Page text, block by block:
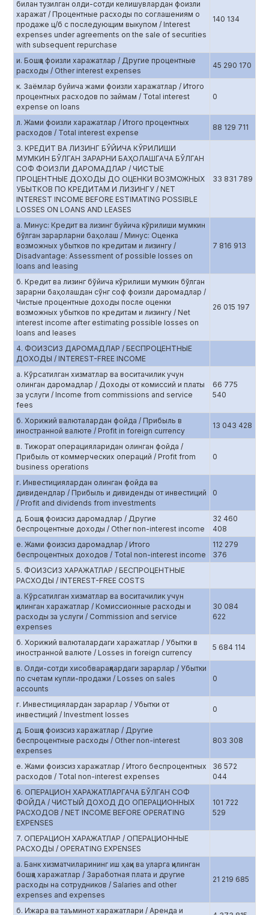
билан тузилган олди-сотди келишувлардан фоизли
харажат / Процентные расходы по соглашениям о
продаже ц/б с последующим выкупом / Interest
expenses under agreements on the sale of securities
with subsequent repurchase
140 134
и. Бошқа фоизли харажатлар / Другие процентные
расходы / Other interest expenses
45 290 170
к. Заёмлар буйича жами фоизли харажатлар / Итого
процентных расходов по займам / Total interest
expense on loans
0
л. Жами фоизли харажатлар / Итого процентных
расходов / Total interest expense
88 129 711
3. КРЕДИТ ВА ЛИЗИНГ БЎЙИЧА КЎРИЛИШИ
МУМКИН БЎЛГАН ЗАРАРНИ БАҲОЛАШГАЧА БЎЛГАН
СОФ ФОИЗЛИ ДАРОМАДЛАР / ЧИСТЫЕ
ПРОЦЕНТНЫЕ ДОХОДЫ ДО ОЦЕНКИ ВОЗМОЖНЫХ
УБЫТКОВ ПО КРЕДИТАМ И ЛИЗИНГУ / NET
INTEREST INCOME BEFORE ESTIMATING POSSIBLE
LOSSES ON LOANS AND LEASES
33 831 789
а. Минус: Кредит ва лизинг буйича кўрилиши мумкин
бўлган зарарларни баҳолаш / Минус: Оценка
возможных убытков по кредитам и лизингу /
Disadvantage: Assessment of possible losses on
loans and leasing
7 816 913
б. Кредит ва лизинг бўйича кўрилиши мумкин бўлган
зарарни баҳолашдан сўнг соф фоизли даромадлар /
Чистые процентные доходы после оценки
возможных убытков по кредитам и лизингу / Net
interest income after estimating possible losses on
loans and leases
26 015 197
4. ФОИЗСИЗ ДАРОМАДЛАР / БЕСПРОЦЕНТНЫЕ
ДОХОДЫ / INTEREST-FREE INCOME
а. Кўрсатилган хизматлар ва воситачилик учун
олинган даромадлар / Доходы от комиссий и платы
за услуги / Income from commissions and service
fees
66 775
540
б. Хорижий валюталардан фойда / Прибыль в
иностранной валюте / Profit in foreign currency
13 043 428
в. Тижорат операцияларидан олинган фойда /
Прибыль от коммерческих операций / Profit from
business operations
0
г. Инвестициялардан олинган фойда ва
дивидендлар / Прибыль и дивиденды от инвестиций
/ Profit and dividends from investments
0
д. Бошқа фоизсиз даромадлар / Другие
беспроцентные доходы / Other non-interest income
32 460
408
е. Жами фоизсиз даромадлар / Итого
беспроцентных доходов / Total non-interest income
112 279
376
5. ФОИЗСИЗ ХАРАЖАТЛАР / БЕСПРОЦЕНТНЫЕ
РАСХОДЫ / INTEREST-FREE COSTS
а. Кўрсатилган хизматлар ва воситачилик учун
қилинган харажатлар / Комиссионные расходы и
расходы за услуги / Commission and service
expenses
30 084
622
б. Хорижий валюталардаги харажатлар / Убытки в
иностранной валюте / Losses in foreign currency
5 684 114
в. Олди-сотди хисобварақлардаги зарарлар / Убытки
по счетам купли-продажи / Losses on sales
accounts
0
г. Инвестициялардан зарарлар / Убытки от
инвестиций / Investment losses
0
д. Бошқа фоизсиз харажатлар / Другие
беспроцентные расходы / Other non-interest
expenses
803 308
е. Жами фоизсиз харажатлар / Итого беспроцентных
расходов / Total non-interest expenses
36 572
044
6. ОПЕРАЦИОН ХАРАЖАТЛАРГАЧА БЎЛГАН СОФ
ФОЙДА / ЧИСТЫЙ ДОХОД ДО ОПЕРАЦИОННЫХ
РАСХОДОВ / NET INCOME BEFORE OPERATING
EXPENSES
101 722
529
7. ОПЕРАЦИОН ХАРАЖАТЛАР / ОПЕРАЦИОННЫЕ
РАСХОДЫ / OPERATING EXPENSES
а. Банк хизматчиларининг иш ҳақи ва уларга қилинган
бошқа харажатлар / Заработная плата и другие
расходы на сотрудников / Salaries and other
expenses and expenses
21 219 685
б. Ижара ва таъминот харажатлари / Аренда и